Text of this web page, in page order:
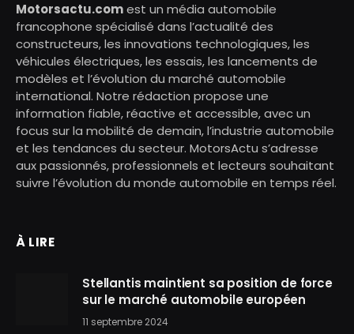
Motorsactu.comest un média automobile
francophone spécialisé dans l’actualité des
constructeurs, les innovations technologiques, les
véhicules électriques, les essais, les lancements de
modèles et l’évolution du marché automobile
international. Notre rédaction propose une
information fiable, réactive et accessible, avec un
focus sur la mobilité de demain, l’industrie automobile
et les tendances du secteur. MotorsActu s’adresse
aux passionnés, professionnels et lecteurs souhaitant
suivre l’évolution du monde automobile en temps réel.
À LIRE
Stellantis maintient sa position de force
sur le marché automobile européen
11 septembre 2024